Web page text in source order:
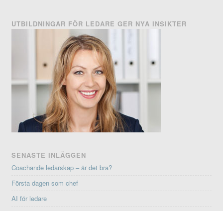
UTBILDNINGAR FÖR LEDARE GER NYA INSIKTER
SENASTE INLÄGGEN
Coachande ledarskap – är det bra?
Första dagen som chef
AI för ledare